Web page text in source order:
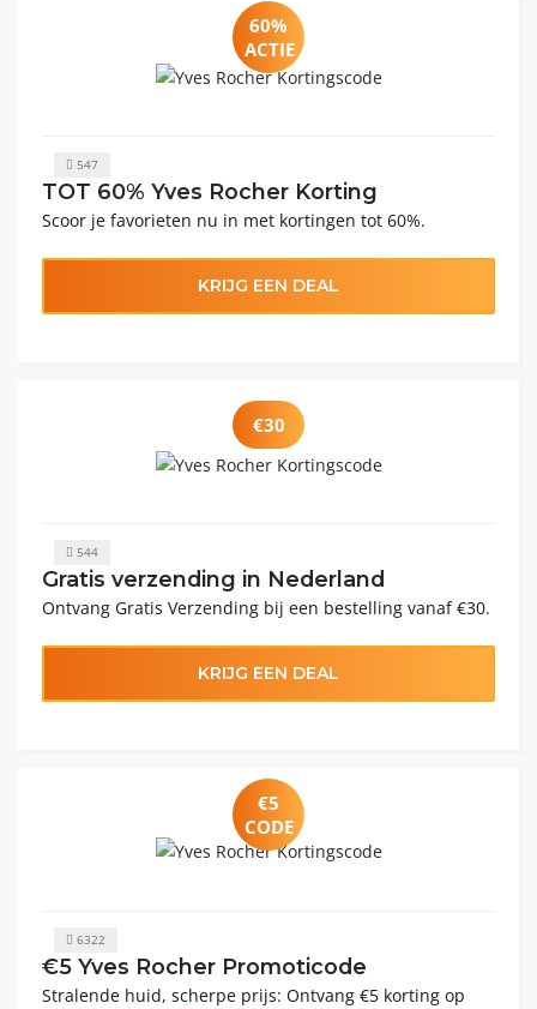
60%
ACTIE
547
TOT 60% Yves Rocher Korting
Scoor je favorieten nu in met kortingen tot 60%.
KRIJG EEN DEAL
€30
544
Gratis verzending in Nederland
Ontvang Gratis Verzending bij een bestelling vanaf €30.
KRIJG EEN DEAL
€5
CODE
6322
€5 Yves Rocher Promoticode
Stralende huid, scherpe prijs: Ontvang €5 korting op